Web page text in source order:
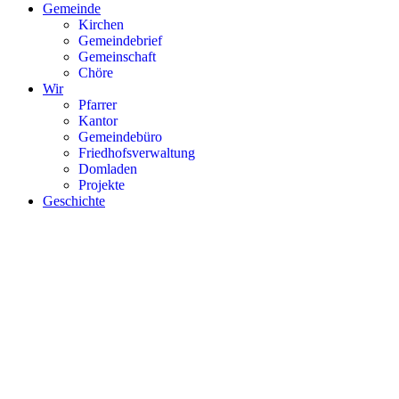
Gemeinde
Kirchen
Gemeindebrief
Gemeinschaft
Chöre
Wir
Pfarrer
Kantor
Gemeindebüro
Friedhofsverwaltung
Domladen
Projekte
Geschichte